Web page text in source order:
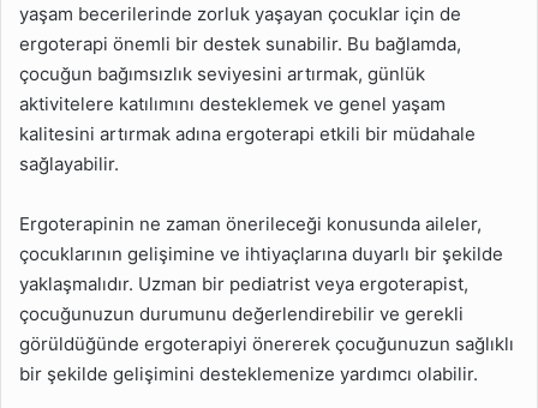
yaşam becerilerinde zorluk yaşayan çocuklar için de
ergoterapi önemli bir destek sunabilir. Bu bağlamda,
çocuğun bağımsızlık seviyesini artırmak, günlük
aktivitelere katılımını desteklemek ve genel yaşam
kalitesini artırmak adına ergoterapi etkili bir müdahale
sağlayabilir.
Ergoterapinin ne zaman önerileceği konusunda aileler,
çocuklarının gelişimine ve ihtiyaçlarına duyarlı bir şekilde
yaklaşmalıdır. Uzman bir pediatrist veya ergoterapist,
çocuğunuzun durumunu değerlendirebilir ve gerekli
görüldüğünde ergoterapiyi önererek çocuğunuzun sağlıklı
bir şekilde gelişimini desteklemenize yardımcı olabilir.